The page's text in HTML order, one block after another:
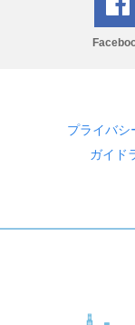
プライバシ
ガイド